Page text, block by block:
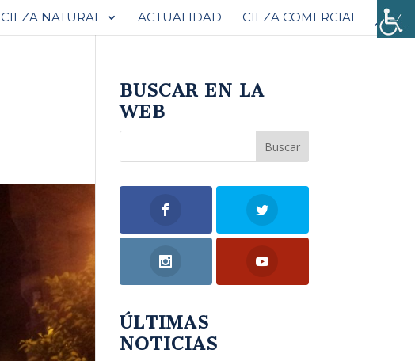
CIEZA NATURAL ACTUALIDAD CIEZA COMERCIAL
BUSCAR EN LA
WEB
ÚLTIMAS
NOTICIAS